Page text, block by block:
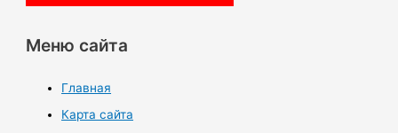
Меню сайта
Главная
Карта сайта